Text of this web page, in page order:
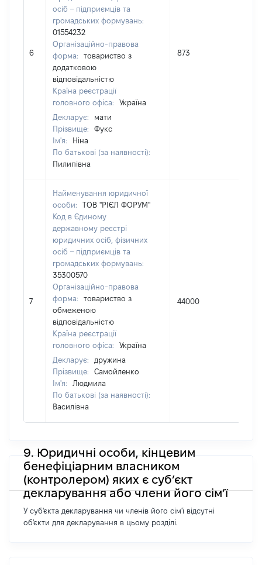
6
осіб – підприємців та
громадських формувань:
01554232
Організаційно-правова
форма:
товариство з
додатковою
відповідальністю
Країна реєстрації
головного офіса:
Україна
Декларує:
мати
Прізвище:
Фукс
Ім'я:
Ніна
По батькові (за наявності):
Пилипівна
873
7
Найменування юридичної
особи:
ТОВ "РІЄЛ ФОРУМ"
Код в Єдиному
державному реєстрі
юридичних осіб, фізичних
осіб – підприємців та
громадських формувань:
35300570
Організаційно-правова
форма:
товариство з
обмеженою
відповідальністю
Країна реєстрації
головного офіса:
Україна
Декларує:
дружина
Прізвище:
Самойленко
Ім'я:
Людмила
По батькові (за наявності):
Василівна
44000
9. Юридичні особи, кінцевим
бенефіціарним власником
(контролером) яких є суб’єкт
декларування або члени його сім’ї
У суб'єкта декларування чи членів його сім'ї відсутні
об'єкти для декларування в цьому розділі.